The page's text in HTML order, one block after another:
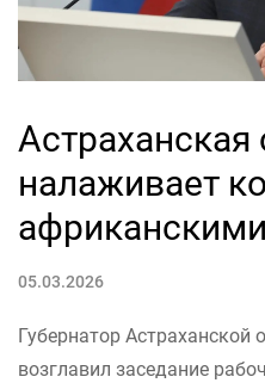
Астраханская
налаживает
05.03.2026
Губернатор Астраханской
возглавил заседание